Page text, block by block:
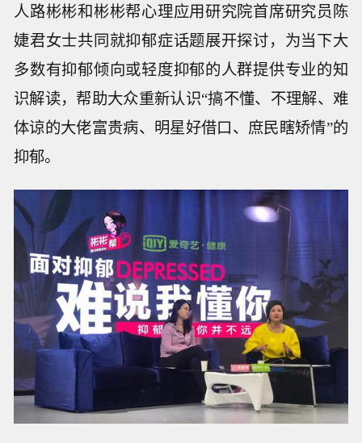
人路彬彬和彬彬帮心理应用研究院首席研究员陈
婕君女士共同就抑郁症话题展开探讨，为当下大
多数有抑郁倾向或轻度抑郁的人群提供专业的知
识解读，帮助大众重新认识“搞不懂、不理解、难
体谅的大佬富贵病、明星好借口、庶民瞎矫情”的
抑郁。